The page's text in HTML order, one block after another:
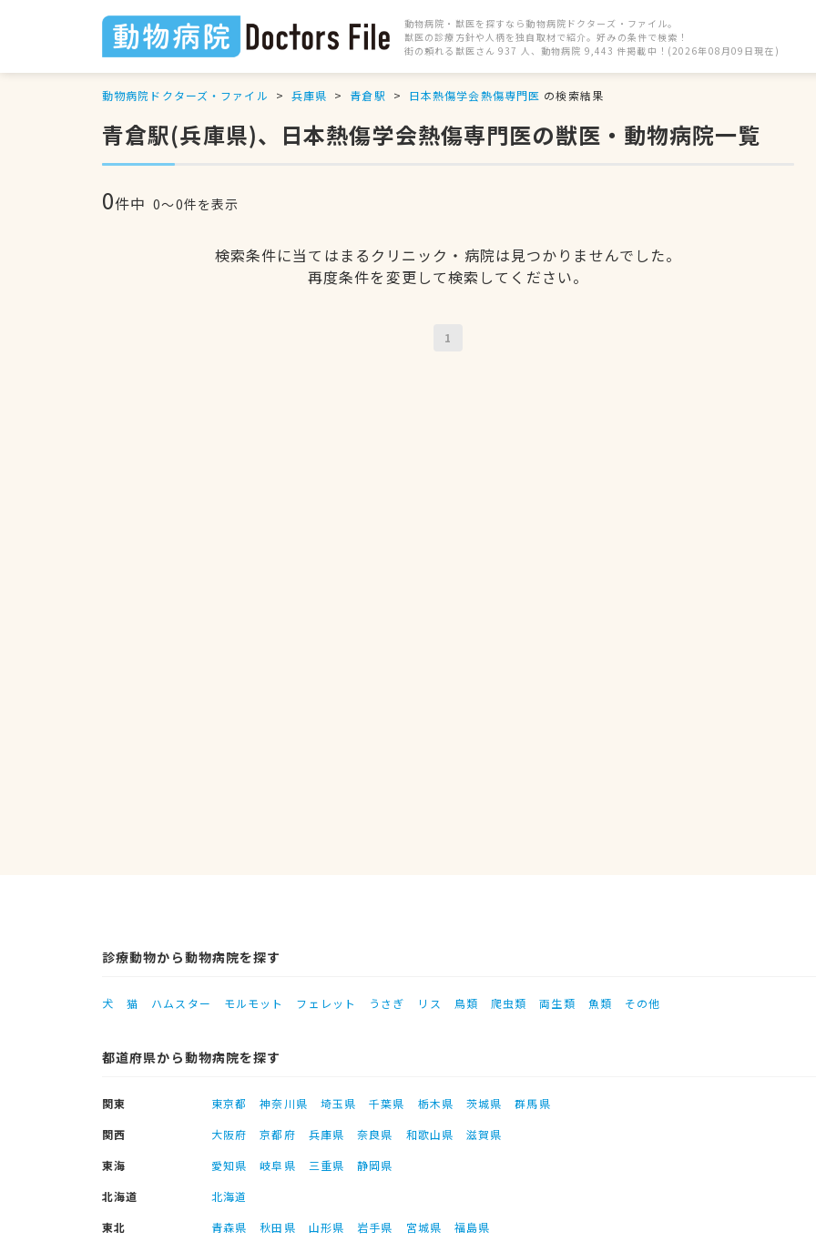
動物病院・獣医を探すなら動物病院ドクターズ・ファイル。
獣医の診療方針や人柄を独自取材で紹介。好みの条件で検索！
街の頼れる獣医さん 937 人、動物病院 9,443 件掲載中！(2026年08月09日現在)
動物病院ドクターズ・ファイル 兵庫県 青倉駅 日本熱傷学会熱傷専門医 の検索結果
青倉駅(兵庫県)、日本熱傷学会熱傷専門医の獣医・動物病院一覧
0件中 0〜0件を表示
検索条件に当てはまるクリニック・病院は見つかりませんでした。
再度条件を変更して検索してください。
1
診療動物から動物病院を探す
犬 猫 ハムスター モルモット フェレット うさぎ リス 鳥類 爬虫類 両生類 魚類 その他
都道府県から動物病院を探す
関東 東京都 神奈川県 埼玉県 千葉県 栃木県 茨城県
群馬県
関西
大阪府 京都府 兵庫県 奈良県 和歌山県
滋賀県
東海
愛知県 岐阜県 三重県
静岡県
北海道
北海道
東北
青森県 秋田県 山形県 岩手県 宮城県
福島県